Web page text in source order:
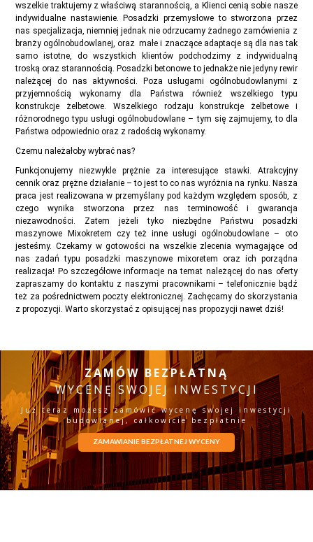
wszelkie traktujemy z właściwą starannością, a Klienci cenią sobie nasze
indywidualne nastawienie. Posadzki przemysłowe to stworzona przez
nas specjalizacja, niemniej jednak nie odrzucamy żadnego zamówienia z
branży ogólnobudowlanej, oraz małe i znaczące adaptacje są dla nas tak
samo istotne, do wszystkich klientów podchodzimy z indywidualną
troską oraz starannością. Posadzki betonowe to jednakże nie jedyny rewir
należącej do nas aktywności. Poza usługami ogólnobudowlanymi z
przyjemnością wykonamy dla Państwa również wszelkiego typu
konstrukcje żelbetowe. Wszelkiego rodzaju konstrukcje żelbetowe i
różnorodnego typu usługi ogólnobudowlane – tym się zajmujemy, to dla
Państwa odpowiednio oraz z radością wykonamy.
Czemu należałoby wybrać nas?
Funkcjonujemy niezwykle prężnie za interesujące stawki. Atrakcyjny
cennik oraz prężne działanie – to jest to co nas wyróżnia na rynku. Nasza
praca jest realizowana w przemyślany pod każdym względem sposób, z
czego wynika stworzona przez nas terminowość i gwarancja
niezawodności. Zatem jeżeli tyko niezbędne Państwu posadzki
maszynowe Mixokretem czy też inne usługi ogólnobudowlane – oto
jesteśmy. Czekamy w gotowości na wszelkie zlecenia wymagające od
nas zadań typu posadzki maszynowe mixoretem oraz ich porządna
realizacja! Po szczegółowe informacje na temat należącej do nas oferty
zapraszamy do kontaktu z naszymi pracownikami – telefonicznie bądź
też za pośrednictwem poczty elektronicznej. Zachęcamy do skorzystania
z propozycji. Warto skorzystać z opisującej nas propozycji nawet dziś!
ZAMÓW BEZPŁATNĄ
WYCENĘ SWOJEJ INWESTYCJI
Już teraz możesz zamówić wycenę swojej inwestycji
budowlanej, całkowicie bezpłatnie
ZAMAWIANIE BEZPŁATNEJ WYCENY